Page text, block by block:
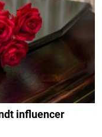
influencer